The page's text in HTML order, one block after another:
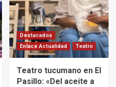
Destacados
Enlace Actualidad
Teatro
Teatro tucumano en El
Pasillo: «Del aceite a